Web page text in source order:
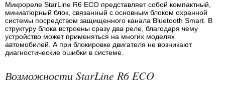
Микрореле StarLine R6 ECO представляет собой компактный,
миниатюрный блок, связанный с основным блоком охранной
системы посредством защищенного канала Bluetooth Smart. В
структуру блока встроены сразу два реле, благодаря чему
устройство может применяться на многих моделях
автомобилей. А при блокировке двигателя не возникают
диагностические ошибки в системе.
Возможности StarLine R6 ECO